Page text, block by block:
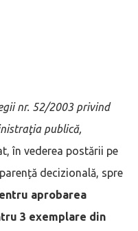
nr. 52/2003 privind
publică,
în vederea postării pe
decizională, spre
aprobarea
3 exemplare din